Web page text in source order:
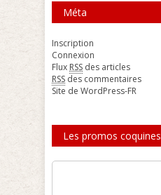
Méta
Inscription
Connexion
Flux RSS des articles
RSS des commentaires
Site de WordPress-FR
Les promos coquines